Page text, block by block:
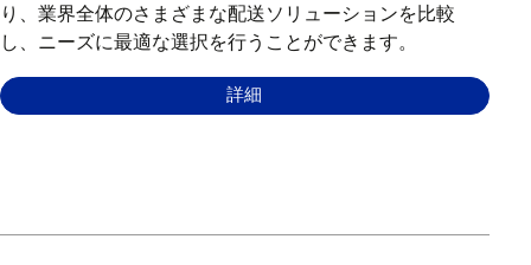
り、業界全体のさまざまな配送ソリューションを比較
し、ニーズに最適な選択を行うことができます。
詳細